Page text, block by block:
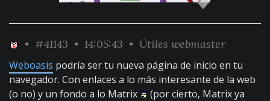
• #41143 • 14:05:43 • Útiles webmaster
Weboasis podría ser tu nueva página de inicio en tu
navegador. Con enlaces a lo más interesante de la web
(o no) y un fondo a lo Matrix
(por cierto, Matrix ya